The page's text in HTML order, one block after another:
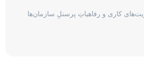
کاری و رفاهیاتِ پرسنلِ سازمان‌ها